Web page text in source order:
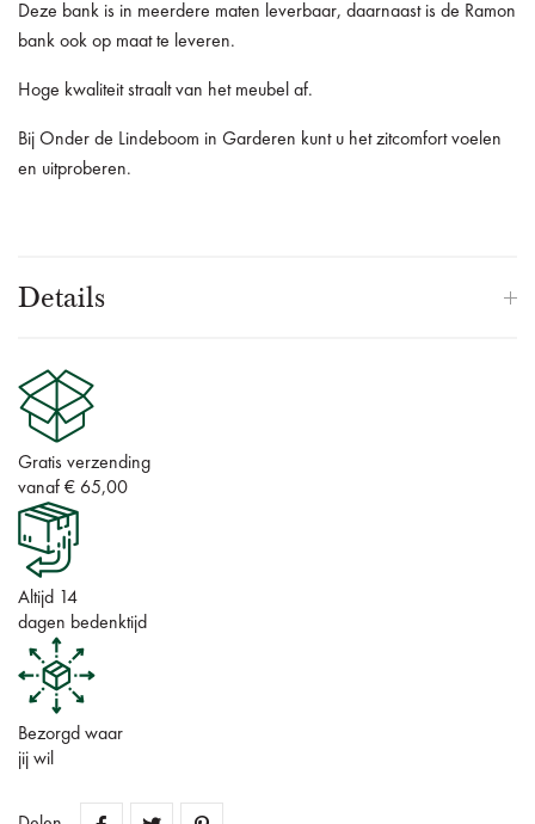
Deze bank is in meerdere maten leverbaar, daarnaast is de Ramon
bank ook op maat te leveren.
Hoge kwaliteit straalt van het meubel af.
Bij Onder de Lindeboom in Garderen kunt u het zitcomfort voelen
en uitproberen.
Details
Gratis verzending
vanaf € 65,00
Altijd 14
dagen bedenktijd
Bezorgd waar
jij wil